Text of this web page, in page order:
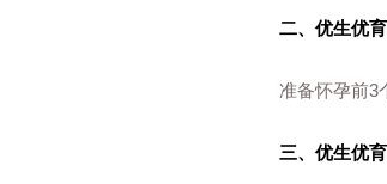
二、优生优育
准备怀孕前3个
三、优生优育